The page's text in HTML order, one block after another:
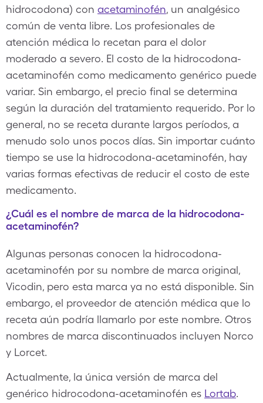
hidrocodona) con acetaminofén, un analgésico
común de venta libre. Los profesionales de
atención médica lo recetan para el dolor
moderado a severo. El costo de la hidrocodona-
acetaminofén como medicamento genérico puede
variar. Sin embargo, el precio final se determina
según la duración del tratamiento requerido. Por lo
general, no se receta durante largos períodos, a
menudo solo unos pocos días. Sin importar cuánto
tiempo se use la hidrocodona-acetaminofén, hay
varias formas efectivas de reducir el costo de este
medicamento.
¿Cuál es el nombre de marca de la hidrocodona-
acetaminofén?
Algunas personas conocen la hidrocodona-
acetaminofén por su nombre de marca original,
Vicodin, pero esta marca ya no está disponible. Sin
embargo, el proveedor de atención médica que lo
receta aún podría llamarlo por este nombre. Otros
nombres de marca discontinuados incluyen Norco
y Lorcet.
Actualmente, la única versión de marca del
genérico hidrocodona-acetaminofén es Lortab.